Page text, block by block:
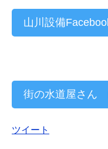
山川設備
街の水道屋さん
ツイート